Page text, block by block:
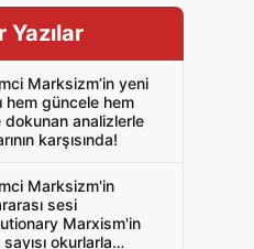
Yazılar
Marksizm’in yeni
hem güncele hem
dokunan analizlerle
karşısında!
Marksizm'in
sesi
Marxism'in
okurlarla